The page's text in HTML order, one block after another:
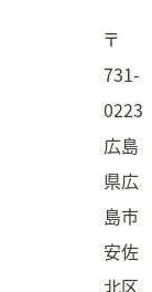
〒
731-
0223
広島
県広
島市
安佐
北区